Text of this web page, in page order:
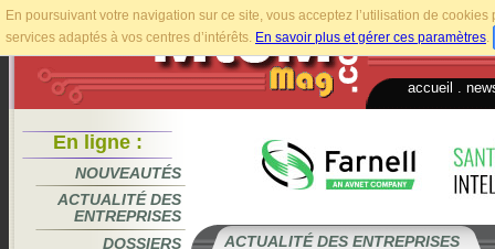
En poursuivant votre navigation sur ce site, vous acceptez l’utilisation de
services adaptés à vos centres d’intérêts. En savoir plus et gérer ces paramètres.
accueil
En ligne :
NOUVEAUTÉS
ACTUALITÉ DES
ENTREPRISES
DOSSIERS
ACTUALITÉ DES ENTREPRISES